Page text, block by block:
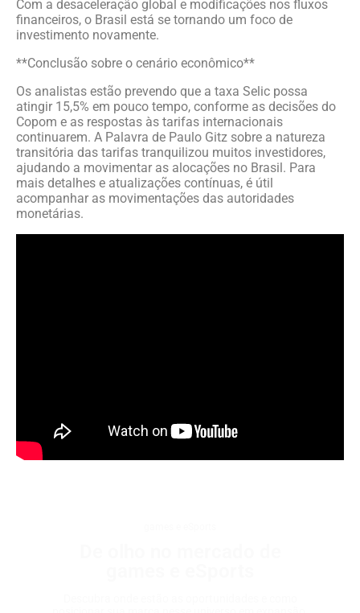
Com a desaceleração global e modificações nos fluxos
financeiros, o Brasil está se tornando um foco de
investimento novamente.
**Conclusão sobre o cenário econômico**
Os analistas estão prevendo que a taxa Selic possa
atingir 15,5% em pouco tempo, conforme as decisões do
Copom e as respostas às tarifas internacionais
continuarem. A Palavra de Paulo Gitz sobre a natureza
transitória das tarifas tranquilizou muitos investidores,
ajudando a movimentar as alocações no Brasil. Para
mais detalhes e atualizações contínuas, é útil
acompanhar as movimentações das autoridades
monetárias.